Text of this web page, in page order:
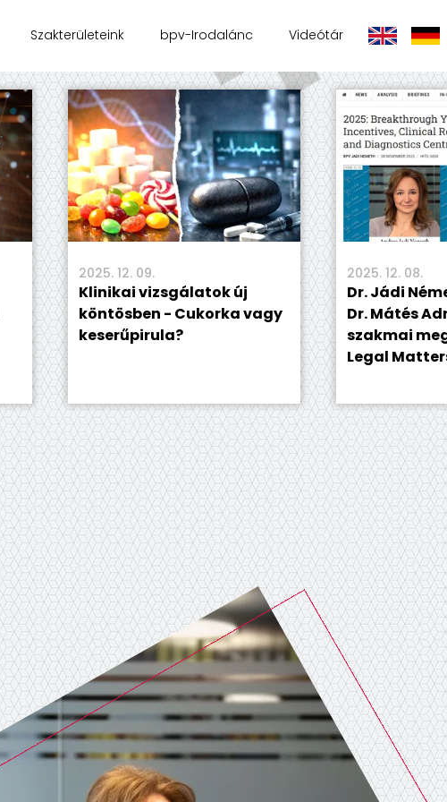
Szakterületeink bpv-Irodalánc Videótár
2025. 12. 09.
Klinikai vizsgálatok új
köntösben - Cukorka vagy
keserűpirula?
2025. 12. 08.
Dr. Jádi
Dr. Mátés
szakmai
Legal